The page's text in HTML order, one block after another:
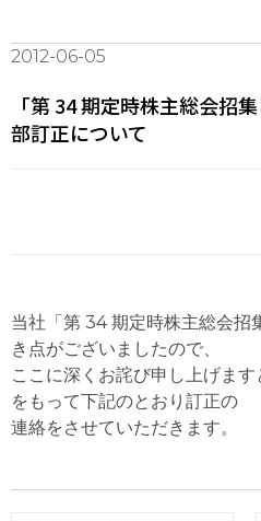
2012-06-05
「第 34 期定時株主総会招
部訂正について
当社「第 34 期定時株主総会招
き点がございましたので、
ここに深くお詫び申し上げま
をもって下記のとおり訂正の
連絡をさせていただきます。